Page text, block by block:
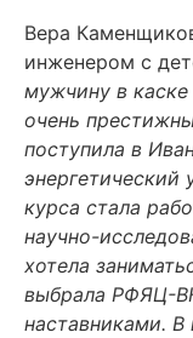
Вера
инженером с
мужчину в
очень
поступила в
энергетический
курса стала
научно-
хотела
выбрала РФЯЦ-
наставниками. В